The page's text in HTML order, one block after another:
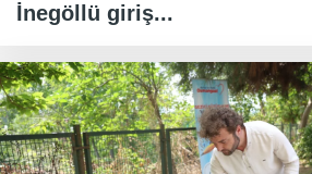
İnegöllü giriş...